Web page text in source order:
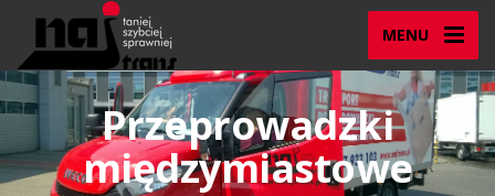
MENU
Przeprowadzki
międzymiastowe